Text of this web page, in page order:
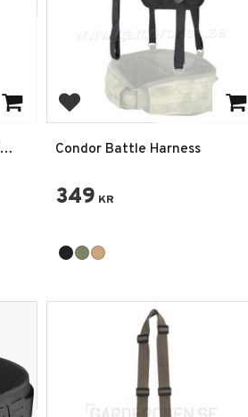
Lägg till i favoriter
Condor Battle Harness
349 KR